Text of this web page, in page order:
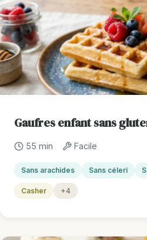
Gaufres enfant sans
55 min Facile
Sans arachides Sans céleri
Casher +4